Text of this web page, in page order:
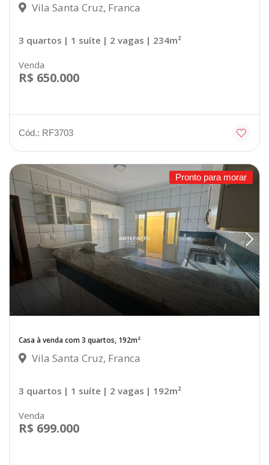
Vila Santa Cruz, Franca
3 quartos | 1 suíte | 2 vagas | 234m²
Venda
R$ 650.000
Cód.: RF3703
Pronto para morar
Casa à venda com 3 quartos, 192m²
Vila Santa Cruz, Franca
3 quartos | 1 suíte | 2 vagas | 192m²
Venda
R$ 699.000